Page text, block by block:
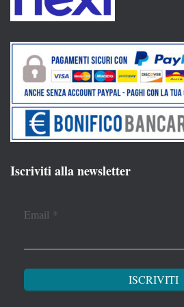
Iscriviti alla newsletter
Email *